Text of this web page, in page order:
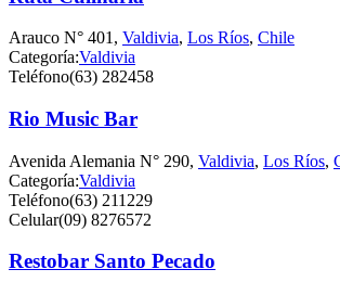
Arauco N° 401, Valdivia, Los Ríos, Chile
Categoría:Valdivia
Teléfono(63) 282458
Rio Music Bar
Avenida Alemania N° 290, Valdivia, Los Ríos,
Categoría:Valdivia
Teléfono(63) 211229
Celular(09) 8276572
Restobar Santo Pecado